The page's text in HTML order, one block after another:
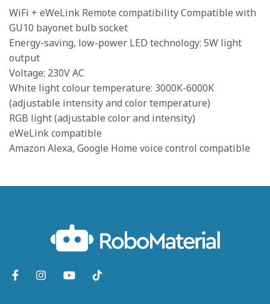
WiFi + eWeLink Remote compatibility Compatible with
GU10 bayonet bulb socket
Energy-saving, low-power LED technology: 5W light
output
Voltage: 230V AC
White light colour temperature: 3000K-6000K
(adjustable intensity and color temperature)
RGB light (adjustable color and intensity)
eWeLink compatible
Amazon Alexa, Google Home voice control compatible